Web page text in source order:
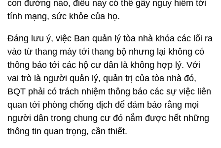
con đường nào, điều này có thể gây nguy hiểm tới
tính mạng, sức khỏe của họ.
Đáng lưu ý, việc Ban quản lý tòa nhà khóa các lối ra
vào từ thang máy tới thang bộ nhưng lại không có
thông báo tới các hộ cư dân là không hợp lý. Với
vai trò là người quản lý, quản trị của tòa nhà đó,
BQT phải có trách nhiệm thông báo các sự việc liên
quan tới phòng chống dịch để đảm bảo rằng mọi
người dân trong chung cư đó nắm được hết những
thông tin quan trọng, cần thiết.